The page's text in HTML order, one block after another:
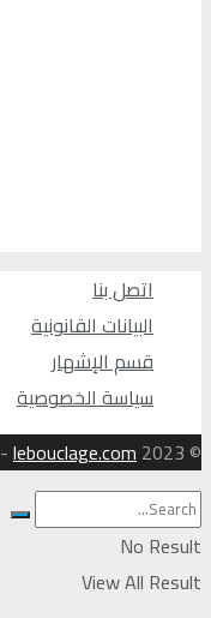
اتصل بنا
البيانات القانونية
قسم الإشهار
سياسة الخصوصية
© 2023
lebouclage.com
No Result
View All Result